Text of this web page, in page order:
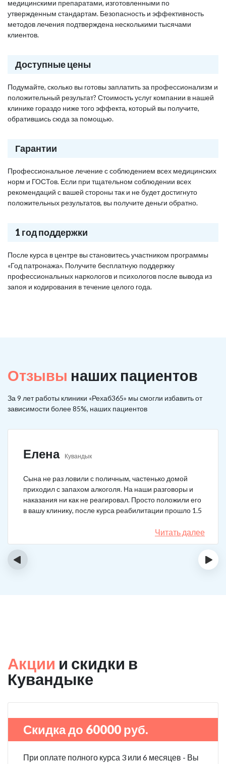
медицинскими препаратами, изготовленными по
утвержденным стандартам. Безопасность и эффективность
методов лечения подтверждена несколькими тысячами
клиентов.
Доступные цены
Подумайте, сколько вы готовы заплатить за профессионализм и
положительный результат? Стоимость услуг компании в нашей
клинике гораздо ниже того эффекта, который вы получите,
обратившись сюда за помощью.
Гарантии
Профессиональное лечение с соблюдением всех медицинских
норм и ГОСТов. Если при тщательном соблюдении всех
рекомендаций с вашей стороны так и не будет достигнуто
положительных результатов, вы получите деньги обратно.
1 год поддержки
После курса в центре вы становитесь участником программы
«Год патронажа». Получите бесплатную поддержку
профессиональных наркологов и психологов после вывода из
запоя и кодирования в течение целого года.
Отзывы наших пациентов
За 9 лет работы клиники «Рехаб365» мы смогли избавить от
зависимости более 85%, наших пациентов
Елена Кувандык
Сына не раз ловили с поличным, частенько домой
приходил с запахом алкоголя. На наши разговоры и
наказания ни как не реагировал. Просто положили его
в вашу клинику, после курса реабилитации прошло 1.5
Читать далее
‹ ›
Акции и скидки в
Кувандыке
Скидка до 60000 руб.
При оплате полного курса 3 или 6 месяцев - Вы